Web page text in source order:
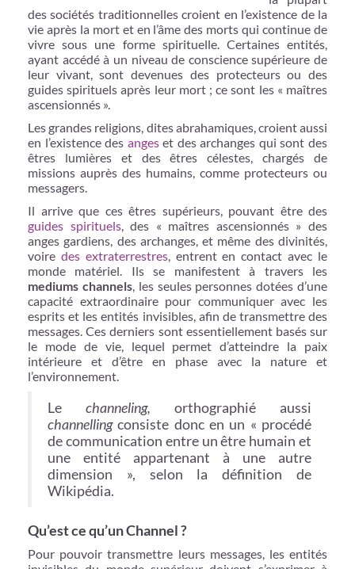
des sociétés traditionnelles croient en l’existence de la
vie après la mort et en l’âme des morts qui continue de
vivre sous une forme spirituelle. Certaines entités,
ayant accédé à un niveau de conscience supérieure de
leur vivant, sont devenues des protecteurs ou des
guides spirituels après leur mort ; ce sont les « maîtres
ascensionnés ».
Les grandes religions, dites abrahamiques, croient aussi
en l’existence des angeset des archanges qui sont des
êtres lumières et des êtres célestes, chargés de
missions auprès des humains, comme protecteurs ou
messagers.
Il arrive que ces êtres supérieurs, pouvant être des
guides spirituels, des « maîtres ascensionnés » des
anges gardiens, des archanges, et même des divinités,
voire des extraterrestres, entrent en contact avec le
monde matériel. Ils se manifestent à travers les
mediums channels, les seules personnes dotées d’une
capacité extraordinaire pour communiquer avec les
esprits et les entités invisibles, afin de transmettre des
messages. Ces derniers sont essentiellement basés sur
le mode de vie, lequel permet d’atteindre la paix
intérieure et d’être en phase avec la nature et
l’environnement.
Le channeling, orthographié aussi
channellingconsiste donc en un « procédé
de communication entre un être humain et
une entité appartenant à une autre
dimension », selon la définition de
Wikipédia.
Qu’est ce qu’un Channel ?
Pour pouvoir transmettre leurs messages, les entités